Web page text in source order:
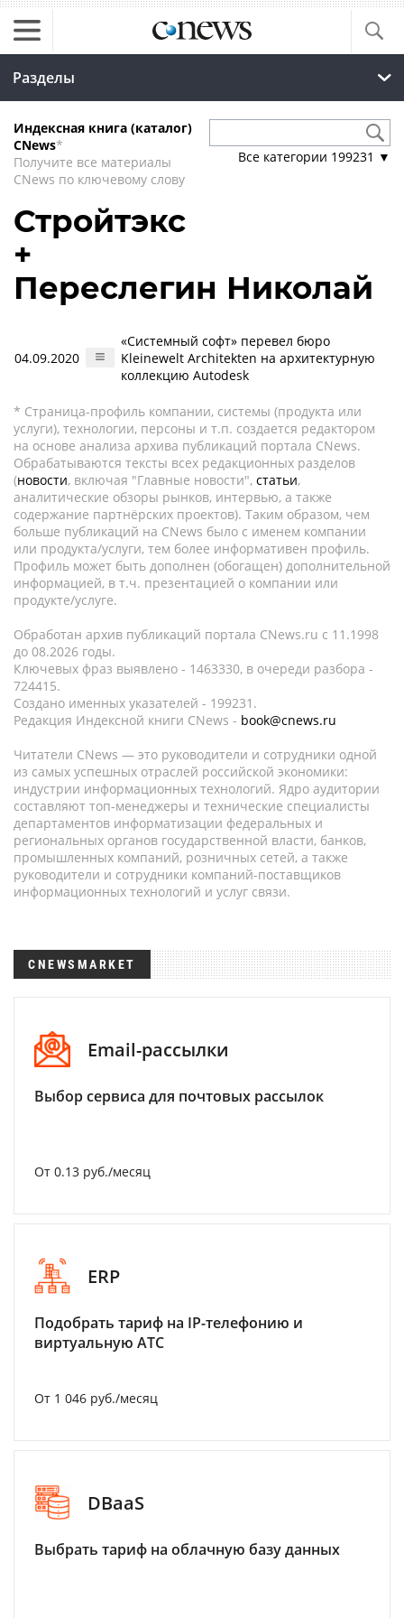
Разделы
Индексная книга (каталог)
CNews*
Получите все материалы
CNews по ключевому слову
Все категории 199231 ▼
Стройтэкс
+
Переслегин Николай
04.09.2020
«Системный софт» перевел бюро
Kleinewelt Аrchitekten на архитектурную
коллекцию Autodesk
* Страница-профиль компании, системы (продукта или
услуги), технологии, персоны и т.п. создается редактором
на основе анализа архива публикаций портала CNews.
Обрабатываются тексты всех редакционных разделов
(новости, включая "Главные новости", статьи,
аналитические обзоры рынков, интервью, а также
содержание партнёрских проектов). Таким образом, чем
больше публикаций на CNews было с именем компании
или продукта/услуги, тем более информативен профиль.
Профиль может быть дополнен (обогащен) дополнительной
информацией, в т.ч. презентацией о компании или
продукте/услуге.
Обработан архив публикаций портала CNews.ru c 11.1998
до 08.2026 годы.
Ключевых фраз выявлено - 1463330, в очереди разбора -
724415.
Создано именных указателей - 199231.
Редакция Индексной книги CNews - book@cnews.ru
Читатели CNews — это руководители и сотрудники одной
из самых успешных отраслей российской экономики:
индустрии информационных технологий. Ядро аудитории
составляют топ-менеджеры и технические специалисты
департаментов информатизации федеральных и
региональных органов государственной власти, банков,
промышленных компаний, розничных сетей, а также
руководители и сотрудники компаний-поставщиков
информационных технологий и услуг связи.
CNEWSMARKET
Email-рассылки
Выбор сервиса для почтовых рассылок
От 0.13 руб./месяц
ERP
Подобрать тариф на IP-телефонию и
виртуальную АТС
От 1 046 руб./месяц
DBaaS
Выбрать тариф на облачную базу данных